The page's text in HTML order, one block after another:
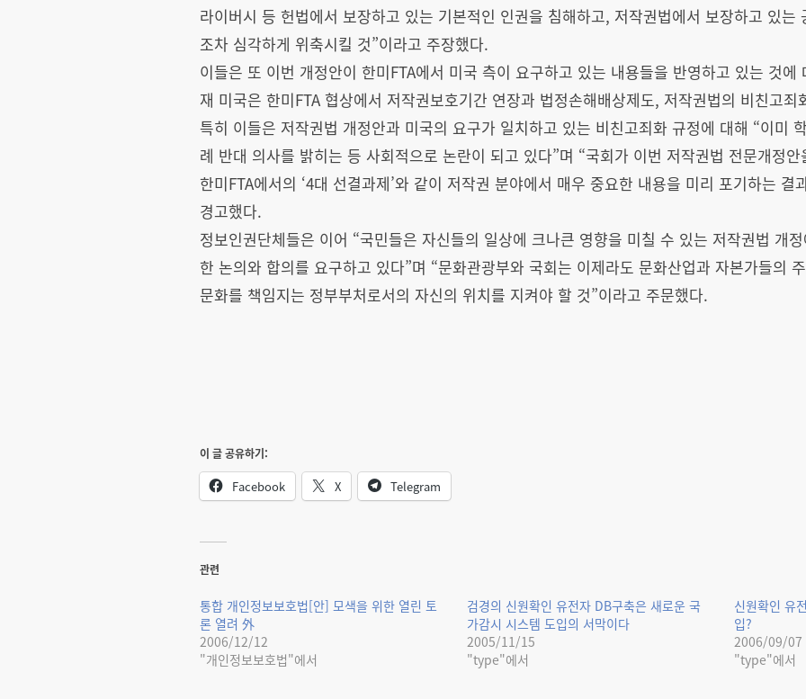
라이버시 등 헌법에서 보장하고 있는 기본적인 인권을 침해하고, 저작권법에서 보장하고 있는
조차 심각하게 위축시킬 것”이라고 주장했다.
이들은 또 이번 개정안이 한미FTA에서 미국 측이 요구하고 있는 내용들을 반영하고 있는 것에
재 미국은 한미FTA 협상에서 저작권보호기간 연장과 법정손해배상제도, 저작권법의 비친고죄
특히 이들은 저작권법 개정안과 미국의 요구가 일치하고 있는 비친고죄화 규정에 대해 “이미
례 반대 의사를 밝히는 등 사회적으로 논란이 되고 있다”며 “국회가 이번 저작권법 전문개정
한미FTA에서의 ‘4대 선결과제’와 같이 저작권 분야에서 매우 중요한 내용을 미리 포기하는 결
경고했다.
정보인권단체들은 이어 “국민들은 자신들의 일상에 크나큰 영향을 미칠 수 있는 저작권법 개
한 논의와 합의를 요구하고 있다”며 “문화관광부와 국회는 이제라도 문화산업과 자본가들의
문화를 책임지는 정부부처로서의 자신의 위치를 지켜야 할 것”이라고 주문했다.
이 글 공유하기:
Facebook X Telegram
관련
통합 개인정보보호법[안] 모색을 위한 열린 토
론 열려 外
2006/12/12
"개인정보보호법"에서
검경의 신원확인 유전자 DB구축은 새로운 국
가감시 시스템 도입의 서막이다
2005/11/15
"type"에서
신원확인 유
입?
2006/09/07
"type"에서